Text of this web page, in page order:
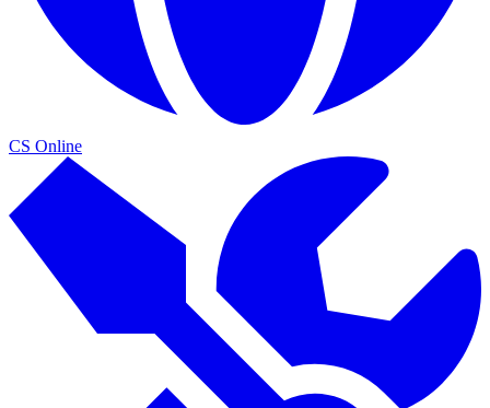
CS Online